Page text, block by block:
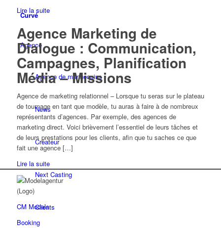
Curvé
Agence
Agence de mannequins
News
Créateur
Next Casting
Clients
Lire la suite
Agence Marketing de
Dialogue : Communication,
Campagnes, Planification
Média – Missions
Agence de marketing relationnel – Lorsque tu seras sur le plateau
de tournage en tant que modèle, tu auras à faire à de nombreux
représentants d’agences. Par exemple, des agences de
marketing direct. Voici brièvement l’essentiel de leurs tâches et
de leurs prestations pour les clients, afin que tu saches ce que
fait une agence […]
Lire la suite
CM Models
Booking